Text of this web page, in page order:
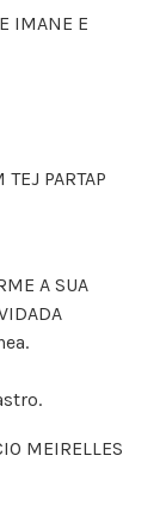
IMANE E
PARTAP
A SUA
MEIRELLES